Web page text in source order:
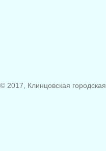
© 2017, Клинцовская